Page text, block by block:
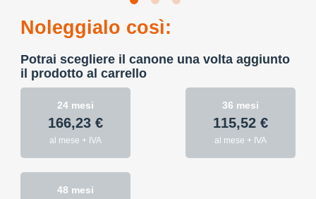
Noleggialo così:
Potrai scegliere il canone una volta aggiunto
il prodotto al carrello
24 mesi
166,23 €
al mese + IVA
36 mesi
115,52 €
al mese + IVA
48 mesi